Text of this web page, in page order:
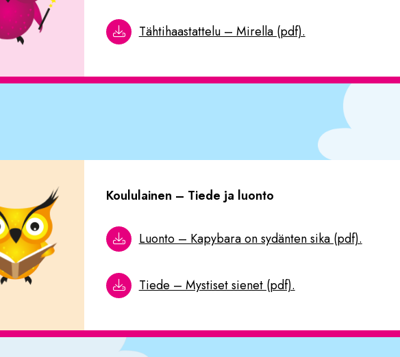
Tähtihaastattelu – Mirella (pdf).
Koululainen – Tiede ja luonto
Luonto – Kapybara on sydänten sika (pdf).
Tiede – Mystiset sienet (pdf).